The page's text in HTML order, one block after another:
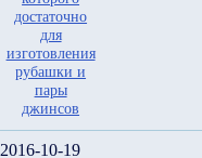
2016-10-19